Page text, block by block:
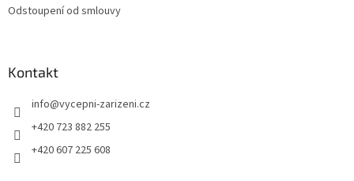
Odstoupení od smlouvy
Kontakt
info@vycepni-zarizeni.cz
+420 723 882 255
+420 607 225 608